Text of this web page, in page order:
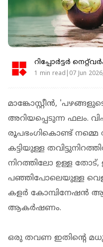
റിപ്പോർട്ടർ
1 min read|07 Jun
മാങ്കോസ്റ്റീൻ,
അറിയപ്പെടുന്ന ഫലം.
രൂപഭംഗികൊണ്ട് നമ്മെ
കട്ടിയുള്ള
നിറത്തിലോ ഉള്ള തോട്,
പഞ്ഞിപോലെയുള്ള
കളർ കോമ്പിനേഷൻ ആണ്
ആകർഷണം.
ഒരു തവണ ഇതിന്റെ